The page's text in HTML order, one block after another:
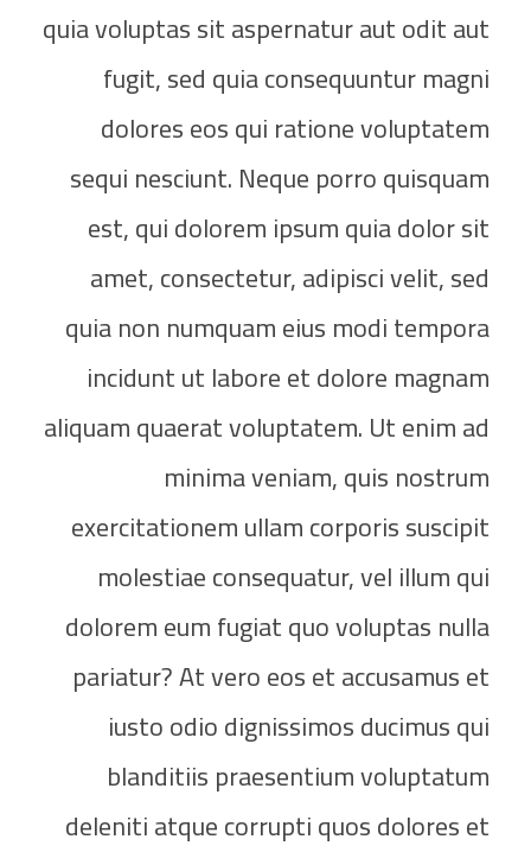
quia voluptas sit aspernatur aut odit aut
fugit, sed quia consequuntur magni
dolores eos qui ratione voluptatem
sequi nesciunt. Neque porro quisquam
est, qui dolorem ipsum quia dolor sit
amet, consectetur, adipisci velit, sed
quia non numquam eius modi tempora
incidunt ut labore et dolore magnam
aliquam quaerat voluptatem. Ut enim ad
minima veniam, quis nostrum
exercitationem ullam corporis suscipit
molestiae consequatur, vel illum qui
dolorem eum fugiat quo voluptas nulla
pariatur? At vero eos et accusamus et
iusto odio dignissimos ducimus qui
blanditiis praesentium voluptatum
deleniti atque corrupti quos dolores et